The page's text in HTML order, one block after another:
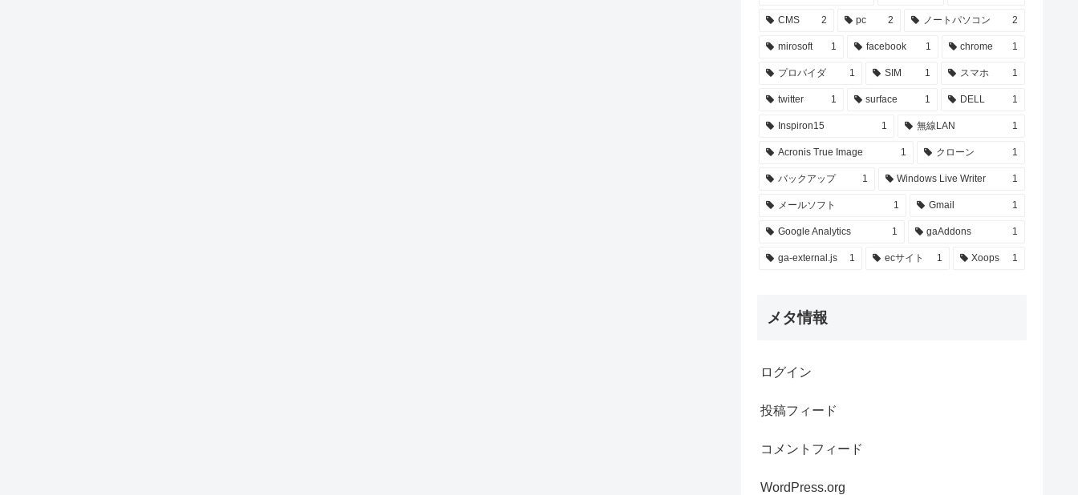
CMS 2 pc 2 ノートパソコン 2
mirosoft 1 facebook 1 chrome 1
プロバイダ 1 SIM 1 スマホ 1
twitter 1 surface 1 DELL 1
Inspiron15 1 無線LAN 1
Acronis True Image 1 クローン 1
バックアップ 1 Windows Live Writer 1
メールソフト 1 Gmail 1
Google Analytics 1 gaAddons 1
ga-external.js 1 ecサイト 1 Xoops 1
メタ情報
ログイン
投稿フィード
コメントフィード
WordPress.org